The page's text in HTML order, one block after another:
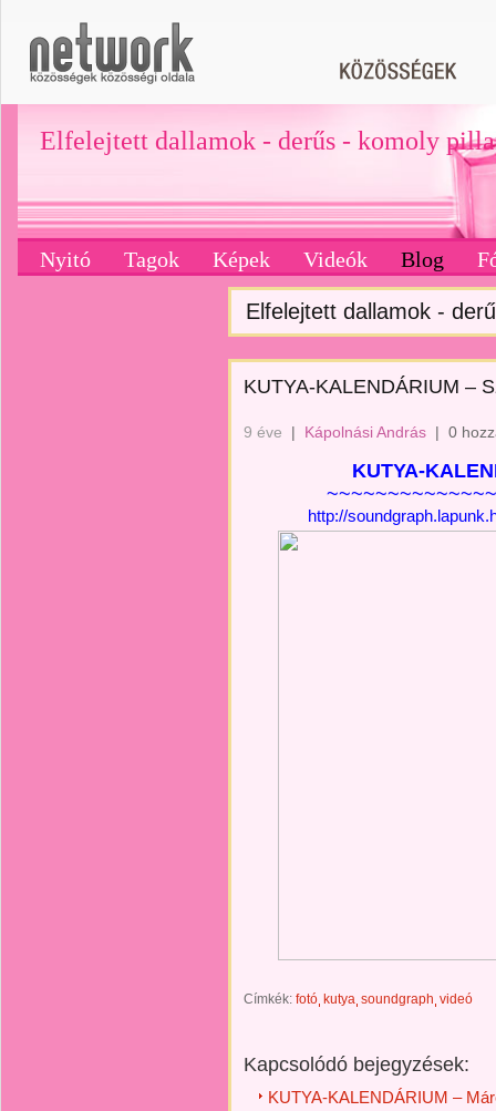
Elfelejtett dallamok - derűs - komoly
Nyitó Tagok Képek Videók Blog
Elfelejtett dallamok -
KUTYA-KALENDÁRIUM –
9 éve | Kápolnási András | 0
KUTYA-
http://
Címkék: fotó kutya soundgraph videó
Kapcsolódó bejegyzések:
KUTYA-KALENDÁRIUM –